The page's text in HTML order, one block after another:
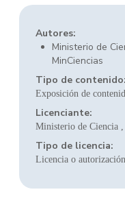
Autores:
Ministerio de
MinCiencias
Tipo de contenido:
Exposición de
Licenciante:
Ministerio de Ciencia
Tipo de licencia:
Licencia o